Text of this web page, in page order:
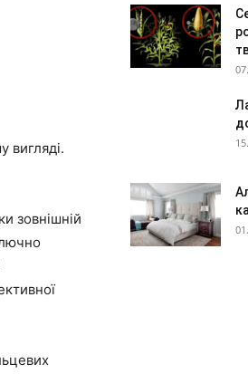
вигляді.
зовнішній